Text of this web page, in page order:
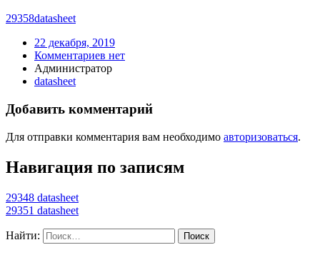
29358datasheet
22 декабря, 2019
Комментариев нет
Администратор
datasheet
Добавить комментарий
Для отправки комментария вам необходимо авторизоваться.
Навигация по записям
29348 datasheet
29351 datasheet
Найти: